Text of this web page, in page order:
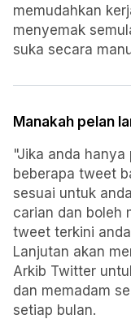
memudahkan
menyemak
suka secara
Manakah pelan
"Jika anda hanya
beberapa tweet
sesuai untuk
carian dan boleh
tweet terkini
Lanjutan akan
Arkib Twitter
dan memadam
setiap bulan.